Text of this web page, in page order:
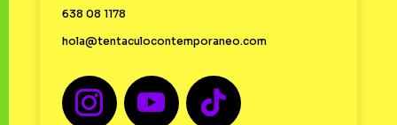
638 08 1178
hola@tentaculocontemporaneo.com